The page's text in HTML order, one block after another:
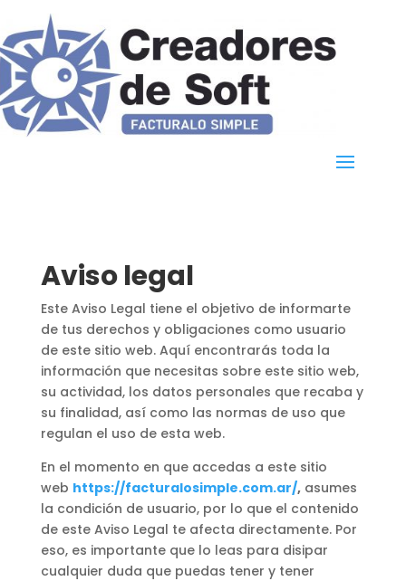
Aviso legal
Este Aviso Legal tiene el objetivo de informarte
de tus derechos y obligaciones como usuario
de este sitio web. Aquí encontrarás toda la
información que necesitas sobre este sitio web,
su actividad, los datos personales que recaba y
su finalidad, así como las normas de uso que
regulan el uso de esta web.
En el momento en que accedas a este sitio
web https://facturalosimple.com.ar/,asumes
la condición de usuario, por lo que el contenido
de este Aviso Legal te afecta directamente. Por
eso, es importante que lo leas para disipar
cualquier duda que puedas tener y tener